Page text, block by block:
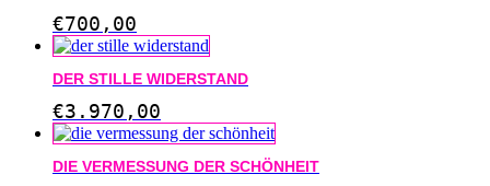
€700,00
DER STILLE WIDERSTAND
€3.970,00
DIE VERMESSUNG DER SCHÖNHEIT